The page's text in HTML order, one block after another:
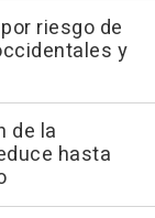
riesgo de
y
de la
hasta